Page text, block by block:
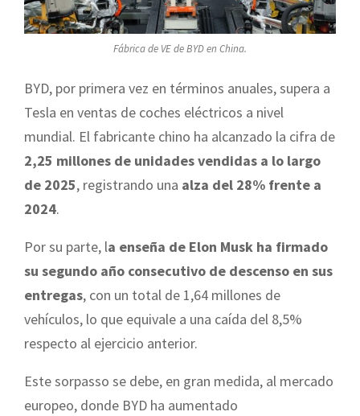
Fábrica de VE de BYD en China.
BYD, por primera vez en términos anuales, supera a
Tesla en ventas de coches eléctricos a nivel
mundial. El fabricante chino ha alcanzado la cifra de
2,25 millones de unidades vendidas a lo largo
de 2025, registrando una alza del 28% frente a
2024.
Por su parte, la enseña de Elon Musk ha firmado
su segundo año consecutivo de descenso en sus
entregas, con un total de 1,64 millones de
vehículos, lo que equivale a una caída del 8,5%
respecto al ejercicio anterior.
Este sorpasso se debe, en gran medida, al mercado
europeo, donde BYD ha aumentado